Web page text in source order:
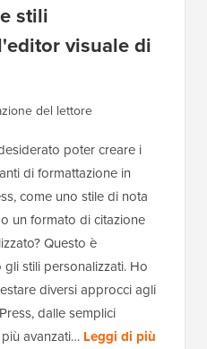
stili
visuale di
del lettore
poter creare i
di formattazione in
come uno stile di nota
un formato di citazione
Questo è
stili personalizzati. Ho
diversi approcci agli
dalle semplici
avanzati… Leggi di più